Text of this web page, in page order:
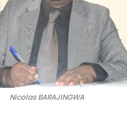
Nicolas BARAJINGWA